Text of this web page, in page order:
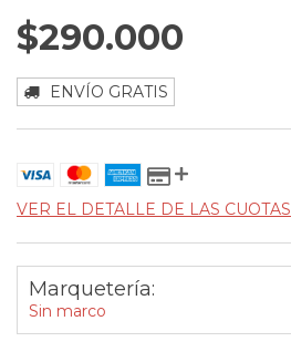
$290.000
ENVÍO GRATIS
VER EL DETALLE DE LAS CUOTAS
Marquetería:
Sin marco